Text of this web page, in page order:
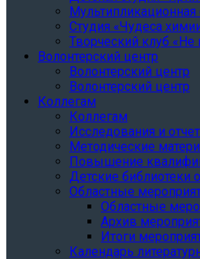
Мультипликационная
Студия «Чудеса
Творческий клуб «Не
Волонтерский центр
Волонтерский центр
Волонтерский центр
Коллегам
Коллегам
Исследования и
Методические
Повышение
Детские библиотеки
Областные
Областные
Архив
Итоги
Календарь